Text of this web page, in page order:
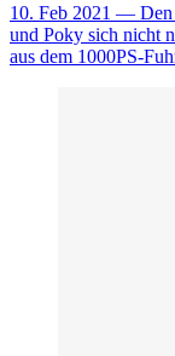
10. Feb 2021 — Den
und Poky sich nicht
aus dem 1000PS-